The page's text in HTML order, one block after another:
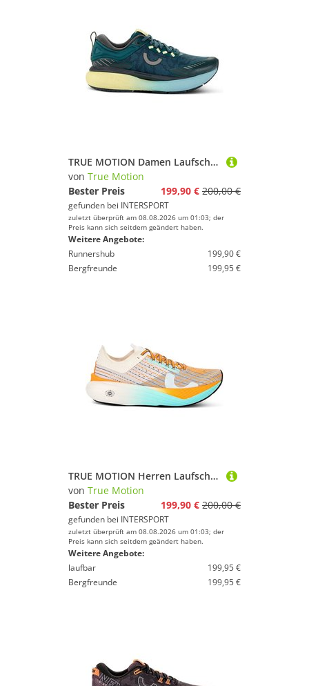
TRUE MOTION Damen Laufschuhe U-TECH Aion Elements
von True Motion
Bester Preis
199,90 € 200,00 €
gefunden bei INTERSPORT
zuletzt überprüft am 08.08.2026 um 01:03; der
Preis kann sich seitdem geändert haben.
Weitere Angebote:
Runnershub
199,90 €
Bergfreunde
199,95 €
TRUE MOTION Herren Laufschuhe U-TECH Solo 2
von True Motion
Bester Preis
199,90 € 200,00 €
gefunden bei INTERSPORT
zuletzt überprüft am 08.08.2026 um 01:03; der
Preis kann sich seitdem geändert haben.
Weitere Angebote:
laufbar
199,95 €
Bergfreunde
199,95 €